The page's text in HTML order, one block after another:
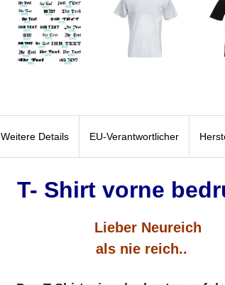
Weitere Details EU-Verantwortlicher
T- Shirt vorne
Lieber Neureich
als nie reich..